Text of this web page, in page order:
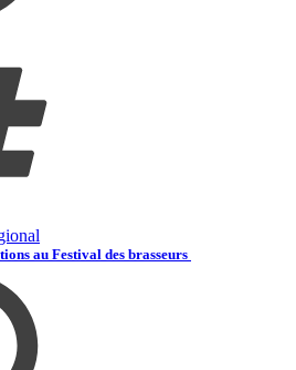
au Festival des brasseurs